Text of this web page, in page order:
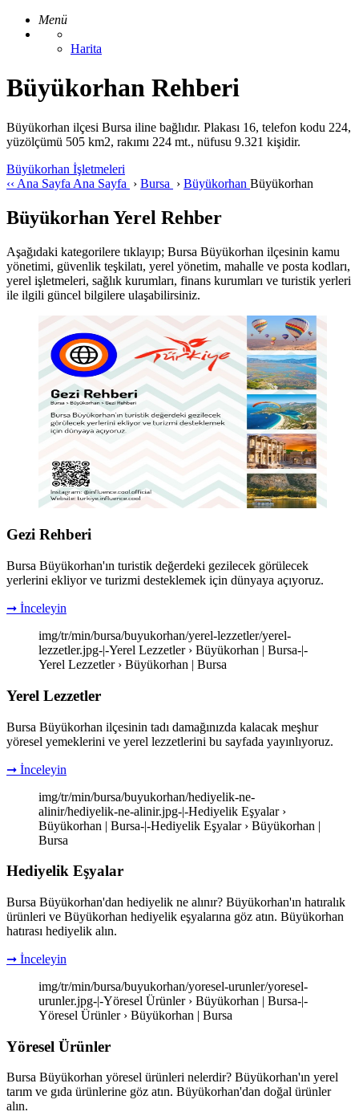
Menü
Harita
Büyükorhan Rehberi
Büyükorhan ilçesi Bursa iline bağlıdır. Plakası 16, telefon kodu 224,
yüzölçümü 505 km2, rakımı 224 mt., nüfusu 9.321 kişidir.
Büyükorhan İşletmeleri
‹‹ Ana Sayfa Ana Sayfa › Bursa › Büyükorhan Büyükorhan
Büyükorhan Yerel Rehber
Aşağıdaki kategorilere tıklayıp; Bursa Büyükorhan ilçesinin kamu
yönetimi, güvenlik teşkilatı, yerel yönetim, mahalle ve posta kodları,
yerel işletmeleri, sağlık kurumları, finans kurumları ve turistik yerleri
ile ilgili güncel bilgilere ulaşabilirsiniz.
Gezi Rehberi
Bursa Büyükorhan'ın turistik değerdeki gezilecek görülecek
yerlerini ekliyor ve turizmi desteklemek için dünyaya açıyoruz.
➞ İnceleyin
img/tr/min/bursa/buyukorhan/yerel-lezzetler/yerel-
lezzetler.jpg-|-Yerel Lezzetler › Büyükorhan | Bursa-|-
Yerel Lezzetler › Büyükorhan | Bursa
Yerel Lezzetler
Bursa Büyükorhan ilçesinin tadı damağınızda kalacak meşhur
yöresel yemeklerini ve yerel lezzetlerini bu sayfada yayınlıyoruz.
➞ İnceleyin
img/tr/min/bursa/buyukorhan/hediyelik-ne-
alinir/hediyelik-ne-alinir.jpg-|-Hediyelik Eşyalar ›
Büyükorhan | Bursa-|-Hediyelik Eşyalar › Büyükorhan |
Bursa
Hediyelik Eşyalar
Bursa Büyükorhan'dan hediyelik ne alınır? Büyükorhan'ın hatıralık
ürünleri ve Büyükorhan hediyelik eşyalarına göz atın. Büyükorhan
hatırası hediyelik alın.
➞ İnceleyin
img/tr/min/bursa/buyukorhan/yoresel-urunler/yoresel-
urunler.jpg-|-Yöresel Ürünler › Büyükorhan | Bursa-|-
Yöresel Ürünler › Büyükorhan | Bursa
Yöresel Ürünler
Bursa Büyükorhan yöresel ürünleri nelerdir? Büyükorhan'ın yerel
tarım ve gıda ürünlerine göz atın. Büyükorhan'dan doğal ürünler
alın.